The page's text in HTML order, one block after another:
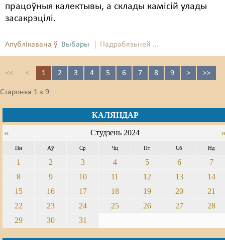
працоўныя калектывы, а склады камісій улады
засакрэцілі.
Апублікавана ў Выбары Падрабязьней ...
<< < 1 2 3 4 5 6 7 8 9 > >>
Старонка 1 з 9
КАЛЯНДАР
« Студзень 2024
Пн Аў Ср Чц Пт Сб Нд
1 2 3 4 5 6
7
8
9 10 11 12 13
14
15
16 17 18 19 20
21
22
23 24 25 26 27
28
29
30 31